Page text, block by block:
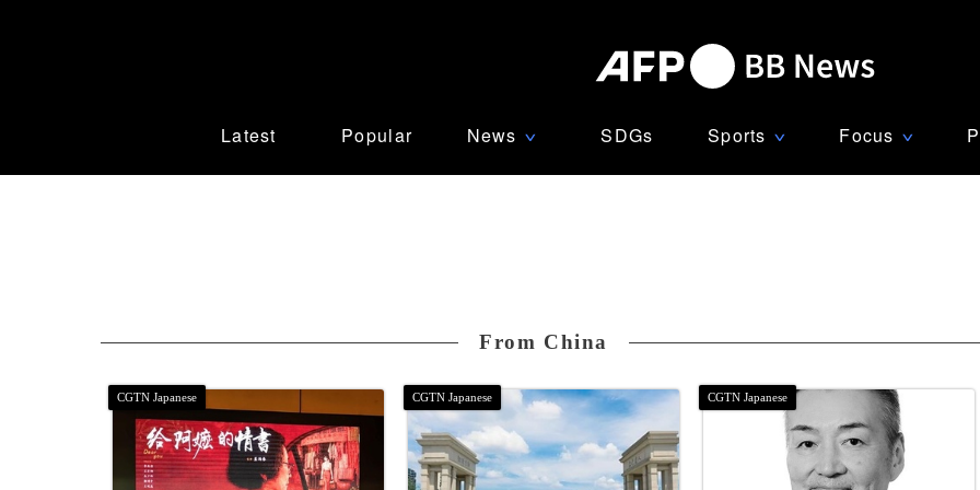
Latest Popular News ∨ SDGs Sports ∨ Focus ∨
From China